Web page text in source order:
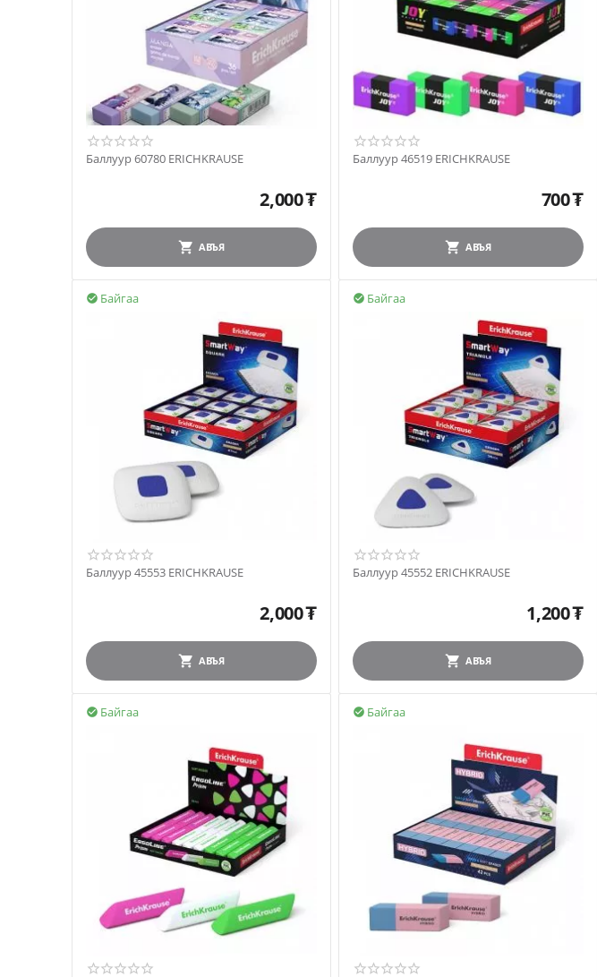
Баллуур 60780 ERICHKRAUSE
2,000₮
АВЪЯ
Баллуур 46519 ERICHKRAUSE
700₮
АВЪЯ
Байгаа

Баллуур 45553 ERICHKRAUSE
2,000₮
АВЪЯ
Байгаа

Баллуур 45552 ERICHKRAUSE
1,200₮
АВЪЯ
Байгаа
 Байгаа
